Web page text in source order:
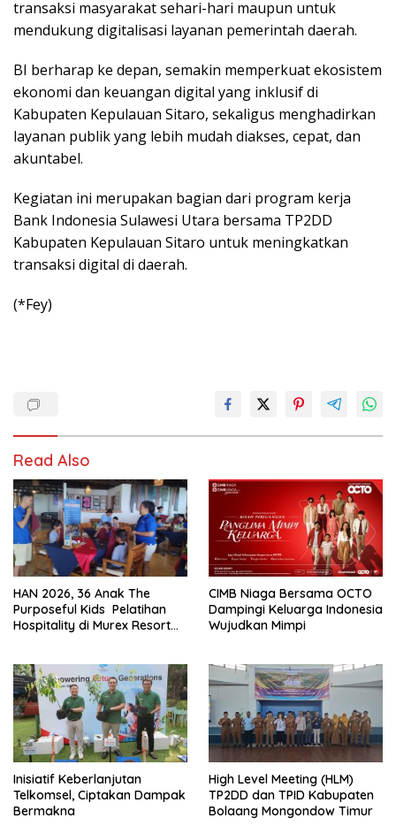
transaksi masyarakat sehari-hari maupun untuk
mendukung digitalisasi layanan pemerintah daerah.
BI berharap ke depan, semakin memperkuat ekosistem
ekonomi dan keuangan digital yang inklusif di
Kabupaten Kepulauan Sitaro, sekaligus menghadirkan
layanan publik yang lebih mudah diakses, cepat, dan
akuntabel.
Kegiatan ini merupakan bagian dari program kerja
Bank Indonesia Sulawesi Utara bersama TP2DD
Kabupaten Kepulauan Sitaro untuk meningkatkan
transaksi digital di daerah.
(*Fey)
Read Also
HAN 2026, 36 Anak The
Purposeful Kids Pelatihan
Hospitality di Murex Resort
CIMB Niaga Bersama OCTO
Dampingi Keluarga Indonesia
Wujudkan Mimpi
Inisiatif Keberlanjutan
Telkomsel, Ciptakan Dampak
Bermakna
High Level Meeting (HLM)
TP2DD dan TPID Kabupaten
Bolaang Mongondow Timur